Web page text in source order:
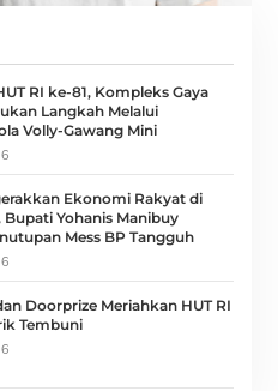
RI ke-81, Kompleks Gaya
Langkah Melalui
Volly-Gawang Mini
Ekonomi Rakyat di
Yohanis Manibuy
Mess BP Tangguh
Doorprize Meriahkan HUT RI
Tembuni